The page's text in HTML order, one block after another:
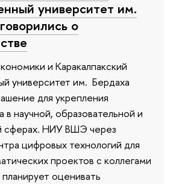
университет им.
о
и Каракалпакский
университет им. Бердаха
для укрепления
в научной, образовательной и
сферах. НИУ ВШЭ через
цифровых технологий для
проектов с коллегами
оценивать